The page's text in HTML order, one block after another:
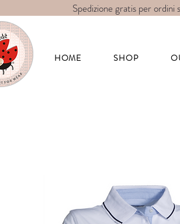
Spedizione gratis per
HOME SHOP